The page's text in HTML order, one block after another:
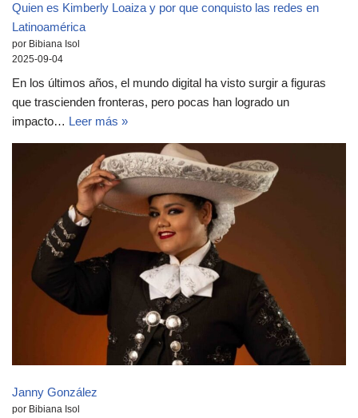
Quien es Kimberly Loaiza y por que conquisto las redes en
Latinoamérica
por Bibiana Isol
2025-09-04
En los últimos años, el mundo digital ha visto surgir a figuras
que trascienden fronteras, pero pocas han logrado un
impacto… Leer más »
Janny González
por Bibiana Isol